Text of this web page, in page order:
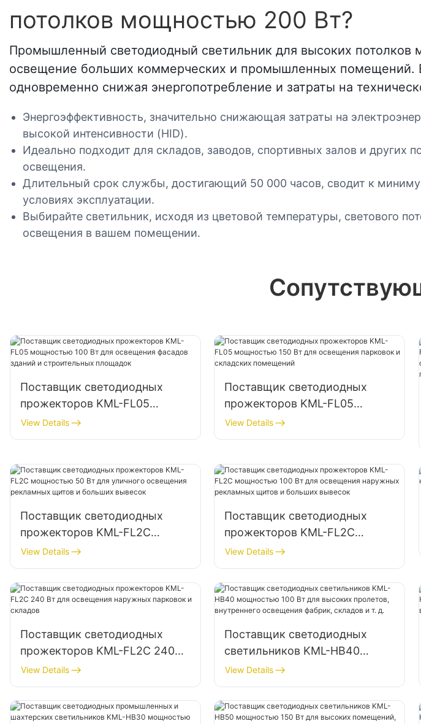
потолков мощностью 200 Вт?
Промышленный светодиодный светильник для высоких
освещение больших коммерческих и промышленных помещений.
одновременно снижая энергопотребление и затраты на
Энергоэффективность, значительно снижающая затраты на
высокой интенсивности (HID).
Идеально подходит для складов, заводов, спортивных залов и
освещения.
Длительный срок службы, достигающий 50 000 часов, сводит к
условиях эксплуатации.
Выбирайте светильник, исходя из цветовой температуры, светового
освещения в вашем помещении.
Поставщик светодиодных
прожекторов KML-FL05
мощностью 100 Вт для
освещения фасадов зданий и
View Details
Поставщик светодиодных
прожекторов KML-FL05
мощностью 150 Вт для
освещения парковок и
View Details
Поставщик светодиодных
прожекторов KML-FL2C
мощностью 50 Вт для
уличного освещения
рекламных щитов и больших
вывесок
View Details
Поставщик светодиодных
прожекторов KML-FL2C
мощностью 100 Вт для
освещения наружных
рекламных щитов и больших
вывесок
View Details
Поставщик светодиодных
прожекторов KML-FL2C 240
Вт для освещения наружных
парковок и складов
View Details
Поставщик светодиодных
светильников KML-HB40
мощностью 100 Вт для
высоких пролетов,
внутреннего освещения
фабрик, складов и т. д.
View Details